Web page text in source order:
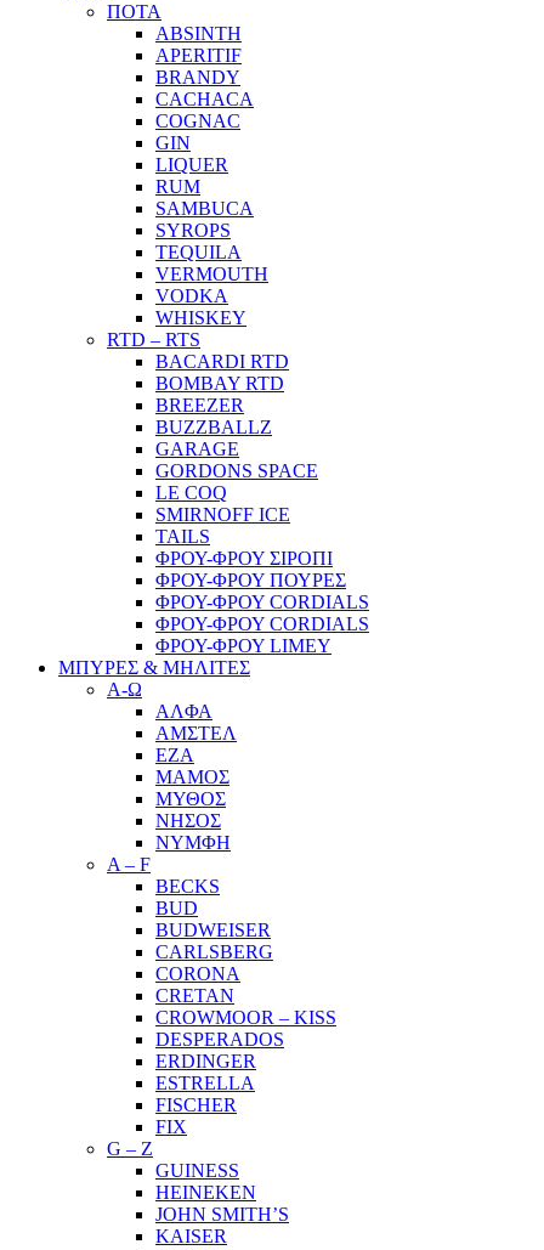
ΠΟΤΑ
ABSINTH
APERITIF
BRANDY
CACHACA
COGNAC
GIN
LIQUER
RUM
SAMBUCA
SYROPS
TEQUILA
VERMOUTH
VODKA
WHISKEY
RTD – RTS
BACARDI RTD
BOMBAY RTD
BREEZER
BUZZBALLZ
GARAGE
GORDONS SPACE
LE COQ
SMIRNOFF ICE
TAILS
ΦΡΟΥ-ΦΡΟΥ ΣΙΡΟΠΙ
ΦΡΟΥ-ΦΡΟΥ ΠΟΥΡΕΣ
ΦΡΟΥ-ΦΡΟΥ CORDIALS
ΦΡΟΥ-ΦΡΟΥ CORDIALS
ΦΡΟΥ-ΦΡΟΥ LIMEY
ΜΠΥΡΕΣ & ΜΗΛΙΤΕΣ
Α-Ω
ΑΛΦΑ
ΑΜΣΤΕΛ
ΕΖΑ
ΜΑΜΟΣ
ΜΥΘΟΣ
ΝΗΣΟΣ
ΝΥΜΦΗ
A – F
BECKS
BUD
BUDWEISER
CARLSBERG
CORONA
CRETAN
CROWMOOR – KISS
DESPERADOS
ERDINGER
ESTRELLA
FISCHER
FIX
G – Z
GUINESS
HEINEKEN
JOHN SMITH’S
KAISER